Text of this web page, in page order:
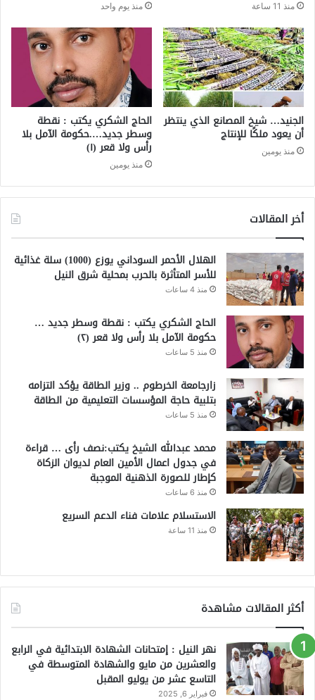
منذ 11 ساعة منذ يوم واحد
الجنيد… شيخ المصانع الذي ينتظر
أن يعود ملكًا للإنتاج
منذ يومين
الحاج الشكري يكتب : نقطة
وسطر جديد….حكومة الآمل بلا
رأس ولا قعر (١)
منذ يومين
أخر المقالات
الهلال الأحمر السوداني يوزع (1000) سلة غذائية
للأسر المتأثرة بالحرب بمحلية شرق النيل
منذ 4 ساعات
الحاج الشكري يكتب : نقطة وسطر جديد …
حكومة الآمل بلا رأس ولا قعر (٢)
منذ 5 ساعات
زارجامعة الخرطوم .. وزير الطاقة يؤكد التزامه
بتلبية حاجة المؤسسات التعليمية من الطاقة
منذ 5 ساعات
محمد عبدالله الشيخ يكتب:نصف رأى … قراءة
في جدول اعمال الأمين العام لديوان الزكاة
كإطار للصورة الذهنية الموجبة
منذ 6 ساعات
الاستسلام علامات فناء الدعم السريع
منذ 11 ساعة
أكثر المقالات مشاهدة
نهر النيل : إمتحانات الشهادة الابتدائية في الرابع
والعشرين من مايو والشهادة المتوسطة في
التاسع عشر من يوليو المقبل
فبراير 6, 2025